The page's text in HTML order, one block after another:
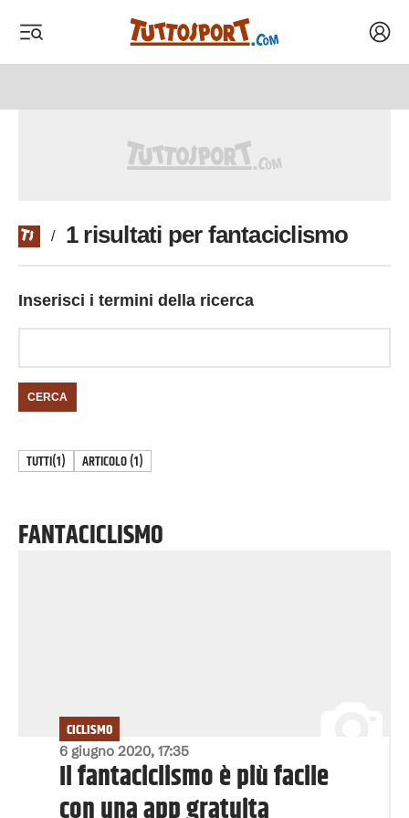
/ 1 risultati per fantaciclismo
Inserisci i termini della ricerca
CERCA
TUTTI(1) ARTICOLO(1)
FANTACICLISMO
6 giugno 2020, 17:35
CICLISMO
Il fantaciclismo è più facile